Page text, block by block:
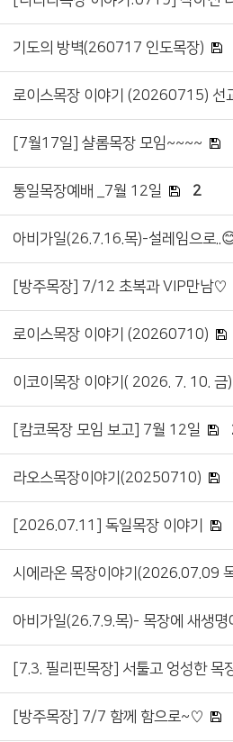
기도의 방벽(260717 인도목장)
로이스목장 이야기 (20260715) 선
[7월17일] 샬롬목장 모임~~~~
통일목장예배 _7월 12일 2
아비가일(26.7.16.목)-설레임으로
[방주목장] 7/12 초복과 VIP만남♡
로이스목장 이야기 (20260710)
이코이목장 이야기( 2026. 7. 10. 금)
[캄코목장 모임 보고] 7월 12일
라오스목장이야기(20250710)
[2026.07.11] 독일목장 이야기
시에라온 목장이야기(2026.07.09
아비가일(26.7.9.목)- 목장에 새생명
[7.3. 필리핀목장] 서툴고 엉성한 목
[방주목장] 7/7 함께 함으로~♡